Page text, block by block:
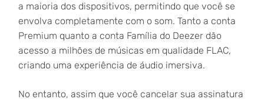
a maioria dos dispositivos, permitindo que você se
envolva completamente com o som. Tanto a conta
Premium quanto a conta Família do Deezer dão
acesso a milhões de músicas em qualidade FLAC,
criando uma experiência de áudio imersiva.
No entanto, assim que você cancelar sua assinatura